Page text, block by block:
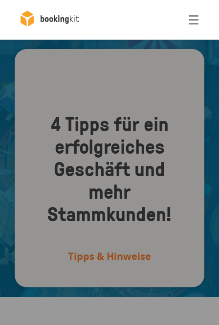
4 Tipps für ein
erfolgreiches
Geschäft und
mehr
Stammkunden!
Tipps & Hinweise